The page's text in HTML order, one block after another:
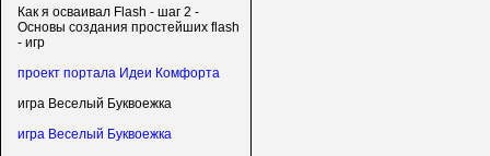
Как я осваивал Flash - шаг 2 -
Основы создания простейших flash
- игр
проект портала Идеи Комфорта
игра Веселый Буквоежка
игра Веселый Буквоежка